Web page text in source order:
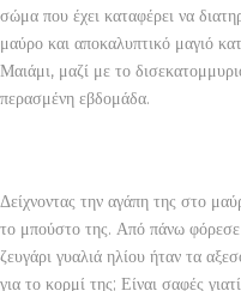
σώμα που έχει καταφέρει να
μαύρο και αποκαλυπτικό μαγιό
Μαιάμι, μαζί με το
περασμένη εβδομάδα.
Δείχνοντας την αγάπη της στο
το μπούστο της. Από πάνω
ζευγάρι γυαλιά ηλίου ήταν τα
για το κορμί της; Είναι σαφές